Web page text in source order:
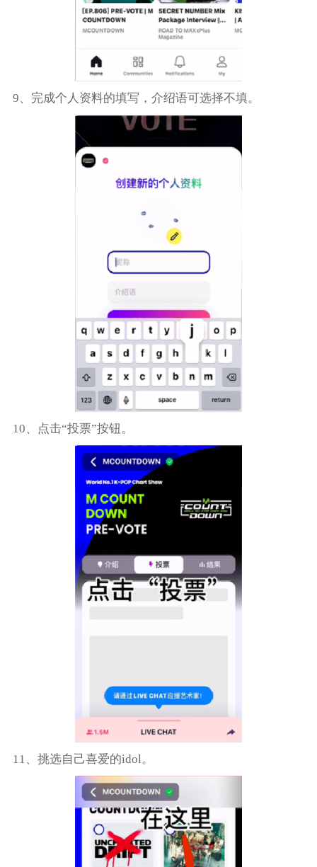
9、完成个人资料的填写，介绍语可选择不填。
10、点击“投票”按钮。
11、挑选自己喜爱的idol。